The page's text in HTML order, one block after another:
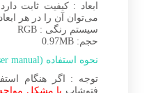
ابعاد : کیفیت ثابت
می‌توان آن را در هر
سیستم رنگی : RGB
حجم: 0.97MB
نحوه استفاده (user manual):
توجه : اگر هنگام
فتوشاپ با مشکل